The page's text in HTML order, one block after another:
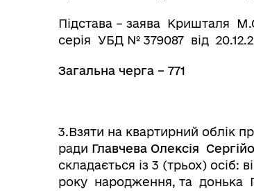
Підстава – заява Кришталя
серія УБД № 379087 від
Загальна черга – 771
3.Взяти на квартирний облік
ради Главчева Олексія
складається із 3 (трьох) осіб:
року народження, та донька